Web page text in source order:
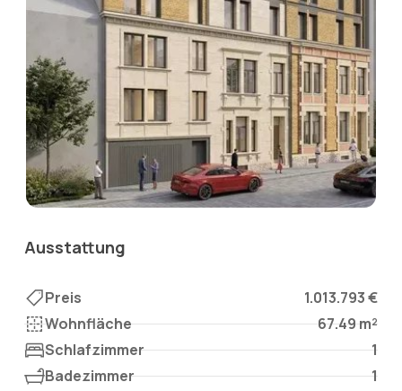
Ausstattung
Preis
1.013.793 €
Wohnfläche
67.49 m²
Schlafzimmer
1
Badezimmer
1